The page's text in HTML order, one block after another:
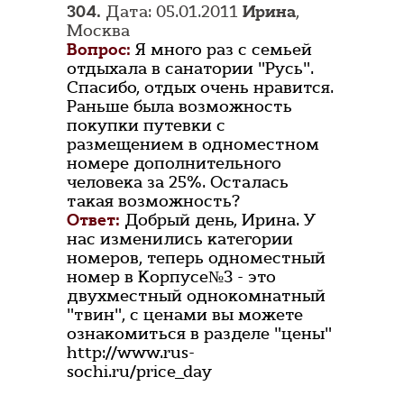
304. Дата: 05.01.2011 Ирина,
Москва
Вопрос: Я много раз с семьей
отдыхала в санатории "Русь".
Спасибо, отдых очень нравится.
Раньше была возможность
покупки путевки с
размещением в одноместном
номере дополнительного
человека за 25%. Осталась
такая возможность?
Ответ: Добрый день, Ирина. У
нас изменились категории
номеров, теперь одноместный
номер в Корпусе№3 - это
двухместный однокомнатный
"твин", с ценами вы можете
ознакомиться в разделе "цены"
http://www.rus-
sochi.ru/price_day